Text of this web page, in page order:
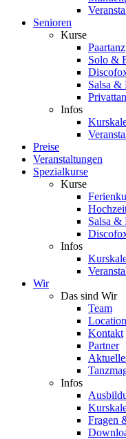
Senioren
Kurse
Paartanz
Solo &
Salsa &
Infos
Preise
Veranstaltungen
Spezialkurse
Kurse
Salsa &
Infos
Wir
Das sind Wir
Team
Kontakt
Partner
Infos
Fragen